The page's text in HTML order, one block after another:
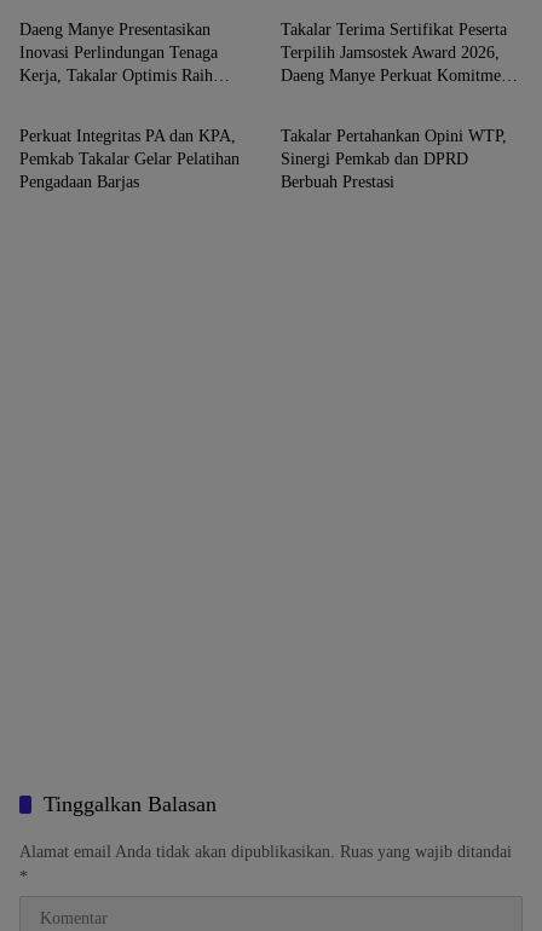
Daeng Manye Presentasikan
Inovasi Perlindungan Tenaga
Kerja, Takalar Optimis Raih
Takalar Terima Sertifikat Peserta
Terpilih Jamsostek Award 2026,
Daeng Manye Perkuat Komitmen
MAKASSAR
Perkuat Integritas PA dan KPA,
Pemkab Takalar Gelar Pelatihan
Pengadaan Barjas
MAKASSAR
Takalar Pertahankan Opini WTP,
Sinergi Pemkab dan DPRD
Berbuah Prestasi
Tinggalkan Balasan
Alamat email Anda tidak akan dipublikasikan. Ruas yang wajib ditandai
*